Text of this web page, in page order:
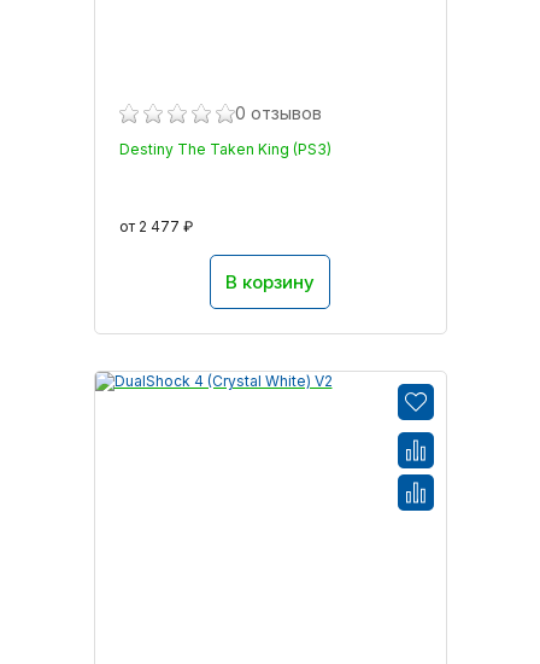
0 отзывов
Destiny The Taken King (PS3)
от 2 477 ₽
В корзину